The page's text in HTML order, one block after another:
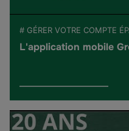
# GÉRER VOTRE COMPTE
L'application mobile